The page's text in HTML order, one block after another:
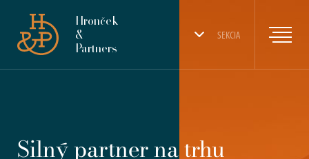
SEKCIA
Hronček
&
Partners
Silný partner na trhu